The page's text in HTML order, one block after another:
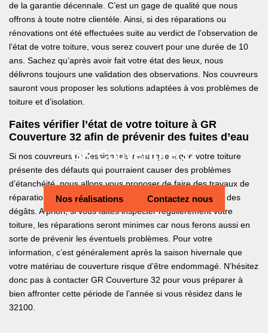
GR Couverture 32
Nos réalisations Contactez nous
de la garantie décennale. C’est un gage de qualité que nous
offrons à toute notre clientèle. Ainsi, si des réparations ou
rénovations ont été effectuées suite au verdict de l’observation de
l’état de votre toiture, vous serez couvert pour une durée de 10
ans. Sachez qu’après avoir fait votre état des lieux, nous
délivrons toujours une validation des observations. Nos couvreurs
sauront vous proposer les solutions adaptées à vos problèmes de
toiture et d’isolation.
Faites vérifier l’état de votre toiture à GR
Couverture 32 afin de prévenir des fuites d’eau
Si nos couvreurs professionnels remarquent que votre toiture
présente des défauts qui pourraient causer des problèmes
d’étanchéité, nous allons vous proposer de faire des travaux de
réparation ou de rénovation. Cela dépendra de l’ampleur des
dégâts. A priori, si vous faites inspecter régulièrement votre
toiture, les réparations seront minimes car nous ferons aussi en
sorte de prévenir les éventuels problèmes. Pour votre
information, c’est généralement après la saison hivernale que
votre matériau de couverture risque d’être endommagé. N’hésitez
donc pas à contacter GR Couverture 32 pour vous préparer à
bien affronter cette période de l’année si vous résidez dans le
32100.